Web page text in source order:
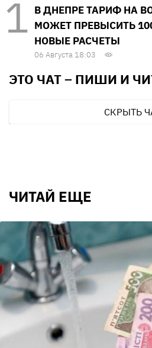
В ДНЕПРЕ ТАРИФ НА
МОЖЕТ ПРЕВЫСИТЬ
НОВЫЕ РАСЧЕТЫ
06 Августа 18:03
ЭТО ЧАТ – ПИШИ И
СКРЫТЬ
ЧИТАЙ ЕЩЕ